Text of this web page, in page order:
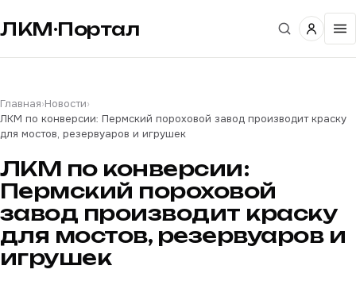
ЛКМ·Портал
Главная›Новости›
ЛКМ по конверсии: Пермский пороховой завод производит краску
для мостов, резервуаров и игрушек
ЛКМ по конверсии:
Пермский пороховой
завод производит краску
для мостов, резервуаров и
игрушек